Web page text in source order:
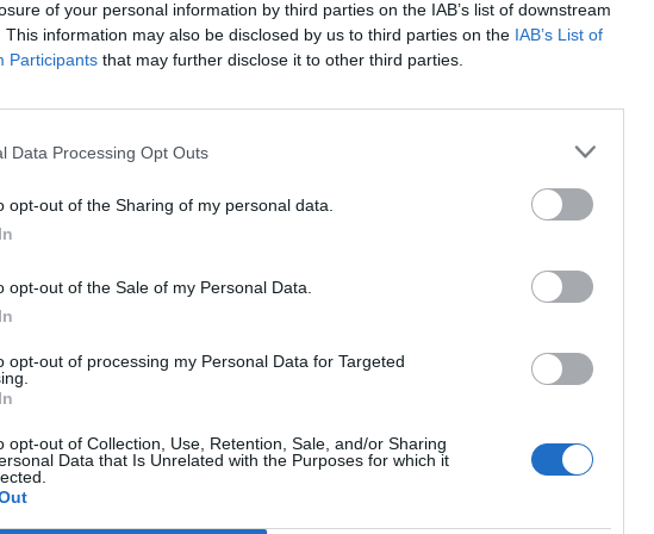
of your personal information by third parties on the IAB’s list of downstream
This information may also be disclosed by us to third parties on the IAB’s List of
Participants that may further disclose it to other third parties.
Data Processing Opt Outs
opt-out of the Sharing of my personal data.
opt-out of the Sale of my Personal Data.
opt-out of processing my Personal Data for Targeted
opt-out of Collection, Use, Retention, Sale, and/or Sharing
Data that Is Unrelated with the Purposes for which it
οικόπεδο στην περιοχή.
είχε τα δύο ζώα και διαπιστώθηκε ότι ήταν
για την ευζωία τους.
και προχώρησαν στησύλληψη
πρόστιμα ύψους
και μάθετε πρώτοι